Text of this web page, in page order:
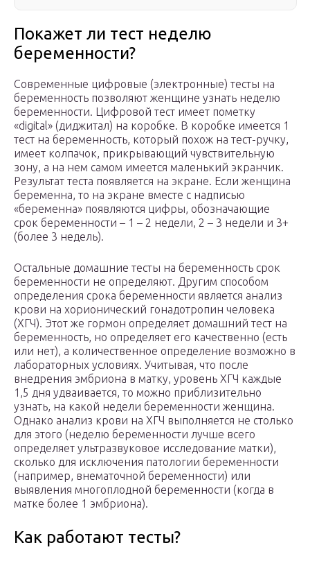
Покажет ли тест неделю
беременности?
Современные цифровые (электронные) тесты на
беременность позволяют женщине узнать неделю
беременности. Цифровой тест имеет пометку
«digital» (диджитал) на коробке. В коробке имеется 1
тест на беременность, который похож на тест-ручку,
имеет колпачок, прикрывающий чувствительную
зону, а на нем самом имеется маленький экранчик.
Результат теста появляется на экране. Если женщина
беременна, то на экране вместе с надписью
«беременна» появляются цифры, обозначающие
срок беременности – 1 – 2 недели, 2 – 3 недели и 3+
(более 3 недель).
Остальные домашние тесты на беременность срок
беременности не определяют. Другим способом
определения срока беременности является анализ
крови на хорионический гонадотропин человека
(ХГЧ). Этот же гормон определяет домашний тест на
беременность, но определяет его качественно (есть
или нет), а количественное определение возможно в
лабораторных условиях. Учитывая, что после
внедрения эмбриона в матку, уровень ХГЧ каждые
1,5 дня удваивается, то можно приблизительно
узнать, на какой недели беременности женщина.
Однако анализ крови на ХГЧ выполняется не столько
для этого (неделю беременности лучше всего
определяет ультразвуковое исследование матки),
сколько для исключения патологии беременности
(например, внематочной беременности) или
выявления многоплодной беременности (когда в
матке более 1 эмбриона).
Как работают тесты?